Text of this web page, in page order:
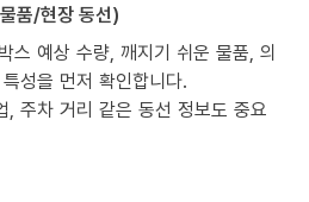
품/현장 동선)
스 예상 수량, 깨지기 쉬운 물품, 의
성을 먼저 확인합니다.
, 주차 거리 같은 동선 정보도 중요